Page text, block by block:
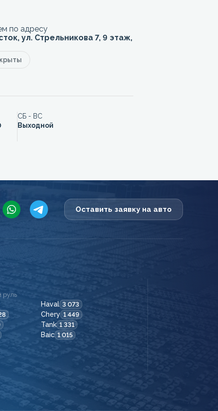
по адресу
ул. Стрельникова 7, 9 этаж,
СБ - ВС
Выходной
Оставить заявку на авто
руль
Haval 3 073
Chery 1 449
Tank 1 331
Baic 1 015